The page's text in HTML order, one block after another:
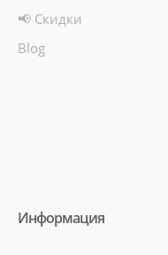
размещен в верт..
📢 Скидки
Blog
Информация